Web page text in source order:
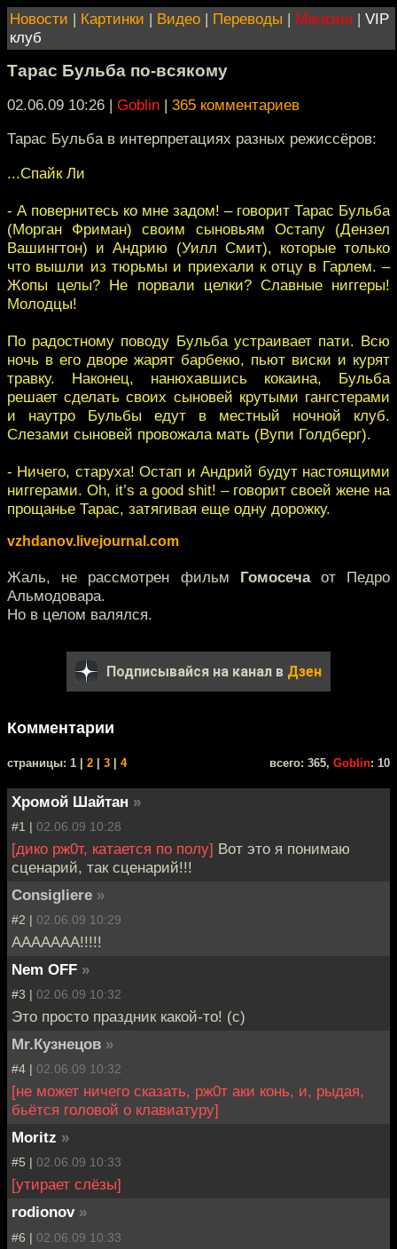
Новости | Картинки | Видео | Переводы | Магазин | VIP
клуб
Тарас Бульба по-всякому
02.06.09 10:26 | Goblin | 365 комментариев
Тарас Бульба в интерпретациях разных режиссёров:
...Спайк Ли
- А повернитесь ко мне задом! – говорит Тарас Бульба
(Морган Фриман) своим сыновьям Остапу (Дензел
Вашингтон) и Андрию (Уилл Смит), которые только
что вышли из тюрьмы и приехали к отцу в Гарлем. –
Жопы целы? Не порвали целки? Славные ниггеры!
Молодцы!
По радостному поводу Бульба устраивает пати. Всю
ночь в его дворе жарят барбекю, пьют виски и курят
травку. Наконец, нанюхавшись кокаина, Бульба
решает сделать своих сыновей крутыми гангстерами
и наутро Бульбы едут в местный ночной клуб.
Слезами сыновей провожала мать (Вупи Голдберг).
- Ничего, старуха! Остап и Андрий будут настоящими
ниггерами. Oh, it’s a good shit! – говорит своей жене на
прощанье Тарас, затягивая еще одну дорожку.
vzhdanov.livejournal.com
Жаль, не рассмотрен фильм Гомосечаот Педро
Альмодовара.
Но в целом валялся.
Подписывайся на канал в Дзен
Комментарии
cтраницы: 1 | 2 3 4 всего: 365, Goblin: 10
Хромой Шайтан »
#1 | 02.06.09 10:28
[дико рж0т, катается по полу] Вот это я понимаю
сценарий, так сценарий!!!
Consigliere »
#2 | 02.06.09 10:29
ААААААА!!!!!
Nem OFF »
#3 | 02.06.09 10:32
Это просто праздник какой-то! (с)
Mr.Кузнецов »
#4 | 02.06.09 10:32
[не может ничего сказать, рж0т аки конь, и, рыдая,
бьётся головой о клавиатуру]
Moritz »
#5 | 02.06.09 10:33
[утирает слёзы]
rodionov »
#6 | 02.06.09 10:33